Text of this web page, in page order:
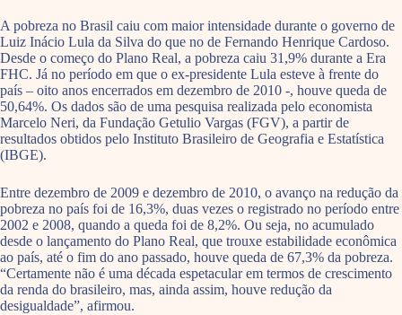
A pobreza no Brasil caiu com maior intensidade durante o governo de
Luiz Inácio Lula da Silva do que no de Fernando Henrique Cardoso.
Desde o começo do Plano Real, a pobreza caiu 31,9% durante a Era
FHC. Já no período em que o ex-presidente Lula esteve à frente do
país – oito anos encerrados em dezembro de 2010 -, houve queda de
50,64%. Os dados são de uma pesquisa realizada pelo economista
Marcelo Neri, da Fundação Getulio Vargas (FGV), a partir de
resultados obtidos pelo Instituto Brasileiro de Geografia e Estatística
(IBGE).
Entre dezembro de 2009 e dezembro de 2010, o avanço na redução da
pobreza no país foi de 16,3%, duas vezes o registrado no período entre
2002 e 2008, quando a queda foi de 8,2%. Ou seja, no acumulado
desde o lançamento do Plano Real, que trouxe estabilidade econômica
ao país, até o fim do ano passado, houve queda de 67,3% da pobreza.
“Certamente não é uma década espetacular em termos de crescimento
da renda do brasileiro, mas, ainda assim, houve redução da
desigualdade”, afirmou.